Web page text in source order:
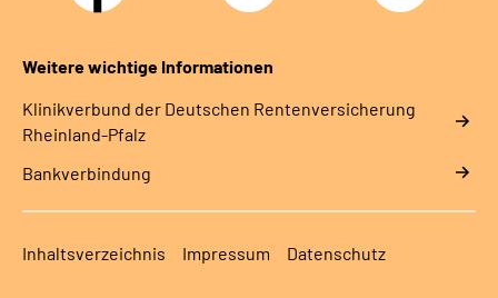
Nachwuchskräfte
Weitere wichtige Informationen
Klinikverbund der Deutschen Rentenversicherung
Rheinland-Pfalz
Bankverbindung
Inhaltsverzeichnis Impressum Datenschutz